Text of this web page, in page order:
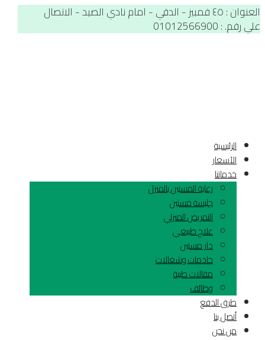
العنوان : ٤٥ قمبيز - الدقي - امام نادي الصيد - الاتصال
علي رقم. : 01012566900
الرئيسية
الآسعار
خدماتنا
رعاية المسنين بالمنزل
جليسة مسنين
التمريض المنزلي
علاج طبيعي
دار مسنين
خادمات وشغالات
مقالات طبية
وظائف
طرق الدفع
أتصل بنا
من نحن